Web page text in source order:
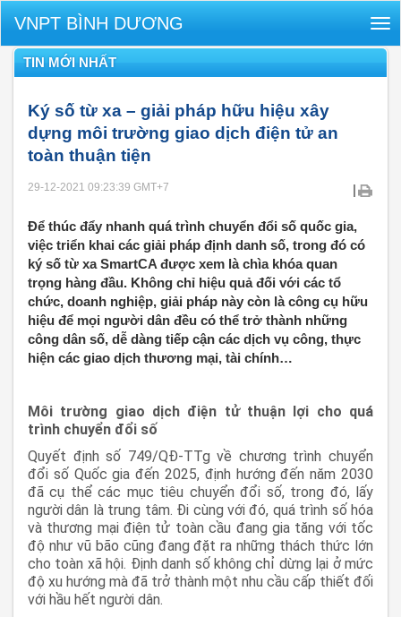
VNPT BÌNH DƯƠNG
TIN MỚI NHẤT
Ký số từ xa – giải pháp hữu hiệu xây
dựng môi trường giao dịch điện tử an
toàn thuận tiện
29-12-2021 09:23:39 GMT+7 |
Để thúc đẩy nhanh quá trình chuyển đổi số quốc gia,
việc triển khai các giải pháp định danh số, trong đó có
ký số từ xa SmartCA được xem là chìa khóa quan
trọng hàng đầu. Không chỉ hiệu quả đối với các tổ
chức, doanh nghiệp, giải pháp này còn là công cụ hữu
hiệu để mọi người dân đều có thể trở thành những
công dân số, dễ dàng tiếp cận các dịch vụ công, thực
hiện các giao dịch thương mại, tài chính…
Môi trường giao dịch điện tử thuận lợi cho quá
trình chuyển đổi số
Quyết định số 749/QĐ-TTg về chương trình chuyển
đổi số Quốc gia đến 2025, định hướng đến năm 2030
đã cụ thể các mục tiêu chuyển đổi số, trong đó, lấy
người dân là trung tâm. Đi cùng với đó, quá trình số hóa
và thương mại điện tử toàn cầu đang gia tăng với tốc
độ như vũ bão cũng đang đặt ra những thách thức lớn
cho toàn xã hội. Định danh số không chỉ dừng lại ở mức
độ xu hướng mà đã trở thành một nhu cầu cấp thiết đối
với hầu hết người dân.